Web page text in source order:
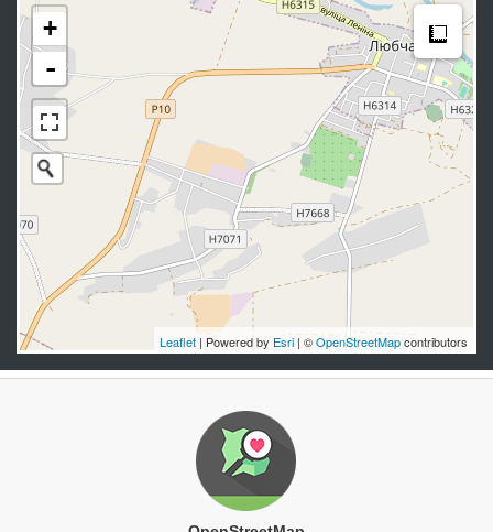
+
-
Leaflet | Powered by Esri | ©OpenStreetMapcontributors